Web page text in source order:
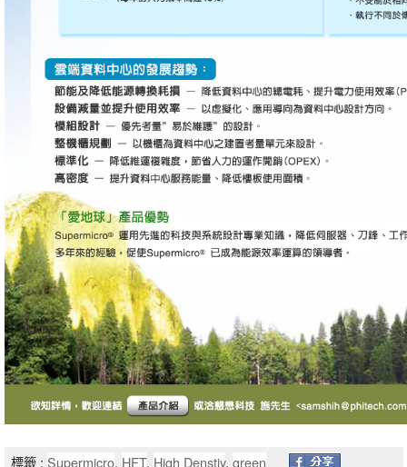
標籤 : Supermicro, HFT, High Denstiy, green